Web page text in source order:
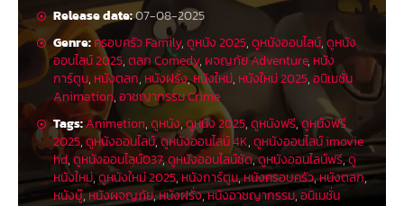
Release date:07-08-2025
Genre:ครอบครัว Family,ดูหนัง 2025,ดูหนังออนไลน์,ดูหนัง
ออนไลน์ 2025,ตลก Comedy, ผจญภัย Adventure, หนัง
การ์ตูน, หนังตลก, หนังฝรั่ง,หนังใหม่, หนังใหม่ 2025,อนิเมชั่น
Animation,อาชญากรรม Crime
Tags:Animetion,ดูหนัง,ดูหนัง 2025,ดูหนังฟรี,ดูหนังฟรี
2025,ดูหนังออนไลน์,ดูหนังออนไลน์ 4K,ดูหนังออนไลน์ imovie
hd,ดูหนังออนไลน์037,ดูหนังออนไลน์ชัด,ดูหนังออนไลน์ฟรี,ดู
หนังใหม่,ดูหนังใหม่ 2025, หนังการ์ตูน,หนังครอบครัว,หนังตลก,
หนังบู๊,หนังผจญภัย,หนังฝรั่ง,หนังอาชญากรรม,อนิเมชั่น